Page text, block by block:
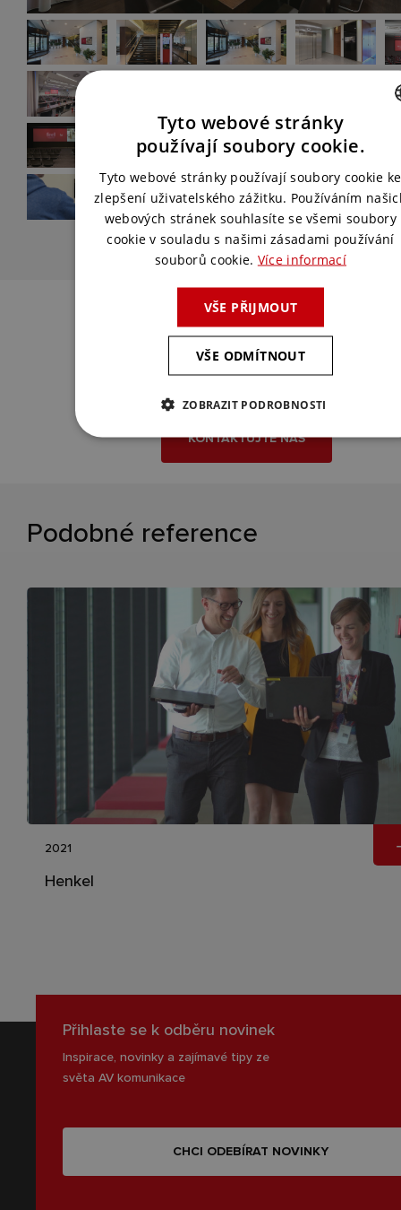
Kontaktujte nás
Spojte se s námi a my pro vás vymyslíme
to nejlepší řešení.
KONTAKTUJTE NÁS
Podobné reference
2021
Henkel
Přihlaste se k odběru novinek
Inspirace, novinky a zajímavé tipy ze
světa AV komunikace
CHCI ODEBÍRAT NOVINKY
ENGLISH
Tyto webové stránky
používají soubory cookie.
Tyto webové stránky používají soubory cookie ke
zlepšení uživatelského zážitku. Používáním
webových stránek souhlasíte se všemi soubory
cookie v souladu s našimi zásadami používání
souborů cookie. Více informací
VŠE PŘIJMOUT
VŠE ODMÍTNOUT
ZOBRAZIT PODROBNOSTI